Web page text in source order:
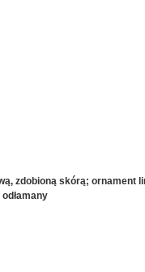
zdobioną skórą; ornament